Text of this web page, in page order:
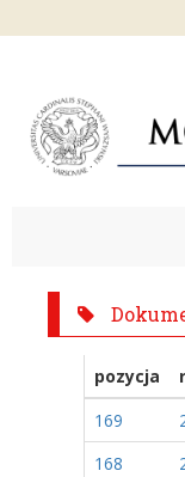
pozycja
169
168